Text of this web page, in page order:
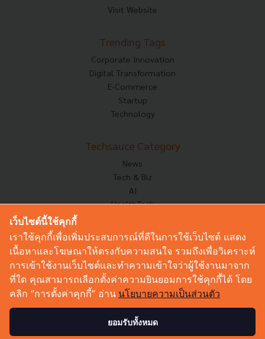
Visit Website
Trending Tags
Corporate Innovation
Digital Transformation
E-Commerce
Startup
Technology
Techsauce Category
News
Tech & Biz
AI
HealthTech
Corp Innov
Saucy Thoughts
Sustainable
Videos
Podcast
เว็บไซต์นี้ใช้คุกกี้
เราใช้คุกกี้เพื่อเพิ่มประสบการณ์ที่ดีในการใช้เว็บไซต์ แสดง
เนื้อหาและโฆษณาให้ตรงกับความสนใจ รวมถึงเพื่อวิเคราะห์
การเข้าใช้งานเว็บไซต์และทำความเข้าใจว่าผู้ใช้งานมาจาก
ที่ใด คุณสามารถเลือกตั้งค่าความยินยอมการใช้คุกกี้ได้ โดย
คลิก “การตั้งค่าคุกกี้” อ่าน นโยบายความเป็นส่วนตัว
ยอมรับทั้งหมด